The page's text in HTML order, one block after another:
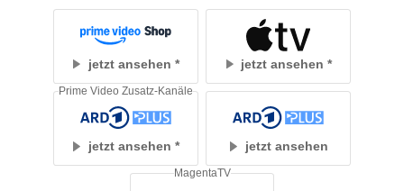
jetzt ansehen jetzt ansehen
jetzt ansehen
Prime Video Zusatz-Kanäle
jetzt ansehen
MagentaTV